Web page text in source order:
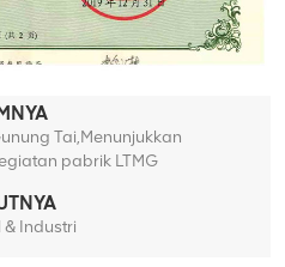
Tai,Menunjukkan
pabrik LTMG
Industri